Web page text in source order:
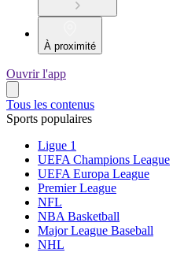
À proximité
Ouvrir l'app
Tous les contenus
Sports populaires
Ligue 1
UEFA Champions League
UEFA Europa League
Premier League
NFL
NBA Basketball
Major League Baseball
NHL